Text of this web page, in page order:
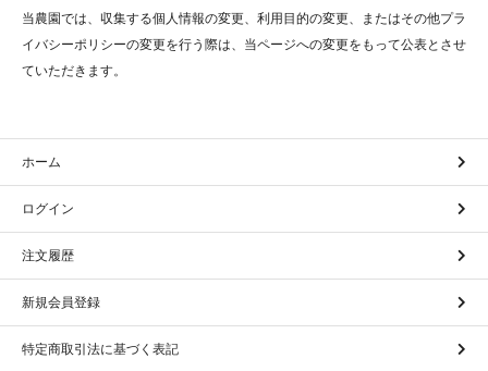
当農園では、収集する個人情報の変更、利用目的の変更、またはその他プラ
イバシーポリシーの変更を行う際は、当ページへの変更をもって公表とさせ
ていただきます。
ホーム
ログイン
注文履歴
新規会員登録
特定商取引法に基づく表記